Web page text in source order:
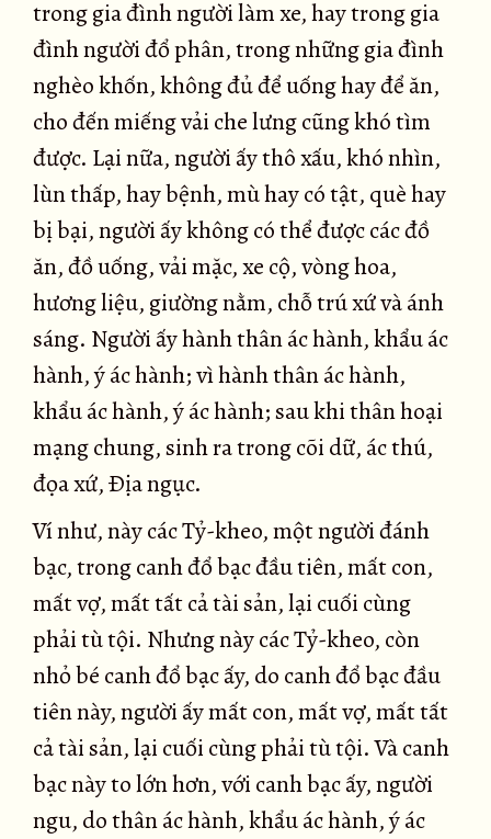
trong gia đình người làm xe, hay trong gia
đình người đổ phân, trong những gia đình
nghèo khốn, không đủ để uống hay để ăn,
cho đến miếng vải che lưng cũng khó tìm
được. Lại nữa, người ấy thô xấu, khó nhìn,
lùn thấp, hay bệnh, mù hay có tật, què hay
bị bại, người ấy không có thể được các đồ
ăn, đồ uống, vải mặc, xe cộ, vòng hoa,
hương liệu, giường nằm, chỗ trú xứ và ánh
sáng. Người ấy hành thân ác hành, khẩu ác
hành, ý ác hành; vì hành thân ác hành,
khẩu ác hành, ý ác hành; sau khi thân hoại
mạng chung, sinh ra trong cõi dữ, ác thú,
đọa xứ, Ðịa ngục.
Ví như, này các Tỷ-kheo, một người đánh
bạc, trong canh đổ bạc đầu tiên, mất con,
mất vợ, mất tất cả tài sản, lại cuối cùng
phải tù tội. Nhưng này các Tỷ-kheo, còn
nhỏ bé canh đổ bạc ấy, do canh đổ bạc đầu
tiên này, người ấy mất con, mất vợ, mất tất
cả tài sản, lại cuối cùng phải tù tội. Và canh
bạc này to lớn hơn, với canh bạc ấy, người
ngu, do thân ác hành, khẩu ác hành, ý ác